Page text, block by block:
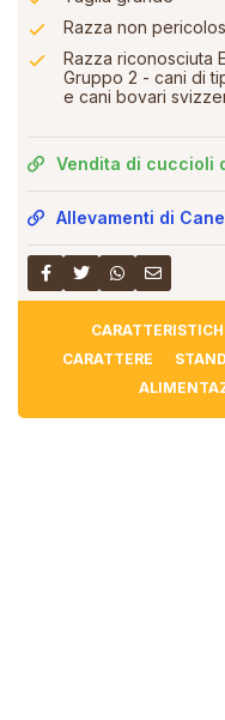
Razza non
Razza riconosciuta
Gruppo 2 - cani di
e cani bovari
Vendita di cuccioli
Allevamenti di
CARATTERE